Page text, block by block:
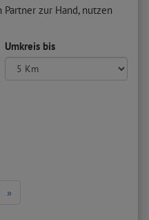
zur Hand, nutzen
Umkreis bis
»